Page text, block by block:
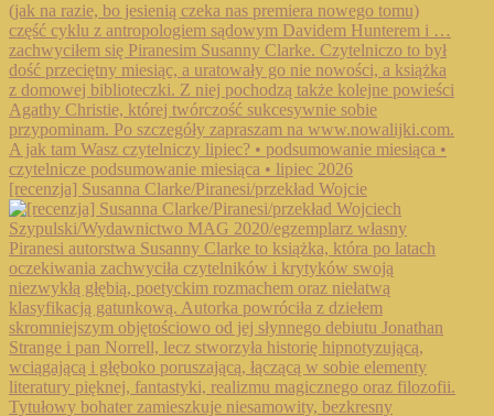
[recenzja] Susanna Clarke/Piranesi/przekład Wojcie